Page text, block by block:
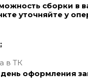
сборки в
уточняйте у
в ТК
оформления